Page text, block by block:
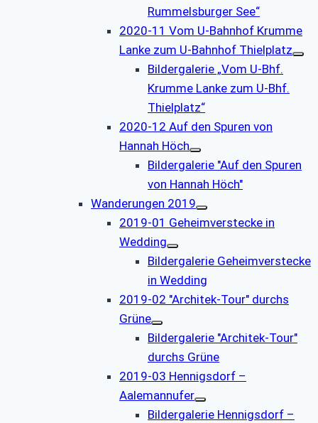
Rummelsburger See“
2020-11 Vom U-Bahnhof Krumme
Lanke zum U-Bahnhof Thielplatz
Bildergalerie „Vom U-Bhf.
Krumme Lanke zum U-Bhf.
Thielplatz“
2020-12 Auf den Spuren von
Hannah Höch
Bildergalerie "Auf den Spuren
von Hannah Höch"
Wanderungen 2019
2019-01 Geheimverstecke in
Wedding
Bildergalerie Geheimverstecke
in Wedding
2019-02 "Architek-Tour" durchs
Grüne
Bildergalerie "Architek-Tour"
durchs Grüne
2019-03 Hennigsdorf –
Aalemannufer
Bildergalerie Hennigsdorf –